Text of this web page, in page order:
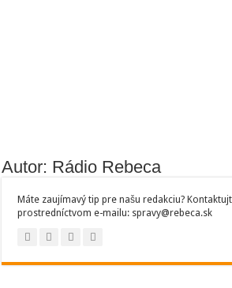
Autor: Rádio Rebeca
Máte zaujímavý tip pre našu redakciu?
prostredníctvom e-mailu: spravy@rebeca.sk